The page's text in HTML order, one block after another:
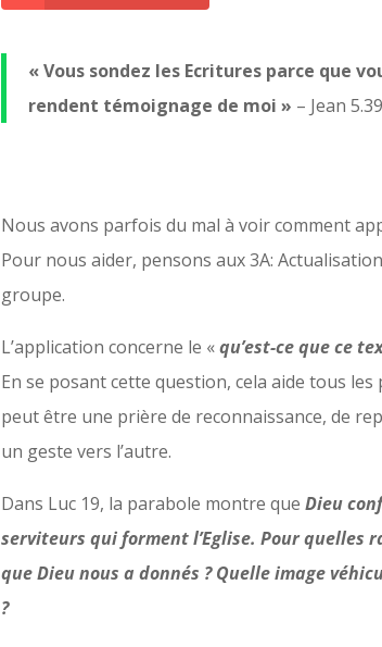
« Vous sondez les Ecritures parce que
rendent témoignage de moi » – Jean 5.39
Nous avons parfois du mal à voir comment
Pour nous aider, pensons aux 3A:
groupe.
L’application concerne le «qu’est-ce que ce
En se posant cette question, cela aide tous
peut être une prière de reconnaissance, de
un geste vers l’autre.
Dans Luc 19, la parabole montre queDieu
serviteurs qui forment l’Eglise. Pour quelles
que Dieu nous a donnés ? Quelle image
?